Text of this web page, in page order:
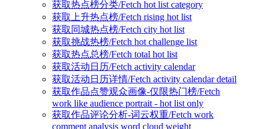
获取热点榜分类/Fetch hot list category
获取上升热点榜/Fetch rising hot list
获取同城热点榜/Fetch city hot list
获取挑战热榜/Fetch hot challenge list
获取热点总榜/Fetch total hot list
获取活动日历/Fetch activity calendar
获取活动日历详情/Fetch activity calendar detail
获取作品点赞观众画像-仅限热门榜/Fetch
work like audience portrait - hot list only
获取作品评论分析-词云权重/Fetch work
comment analysis word cloud weight